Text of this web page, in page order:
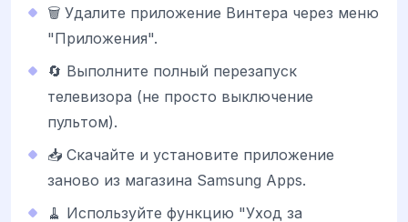
🗑️ Удалите приложение Винтера через меню
"Приложения".
🔄 Выполните полный перезапуск
телевизора (не просто выключение
пультом).
📥 Скачайте и установите приложение
заново из магазина Samsung Apps.
🧹 Используйте функцию "Уход за